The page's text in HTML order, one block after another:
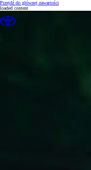
Przejdź do głównej zawartości
loaded content